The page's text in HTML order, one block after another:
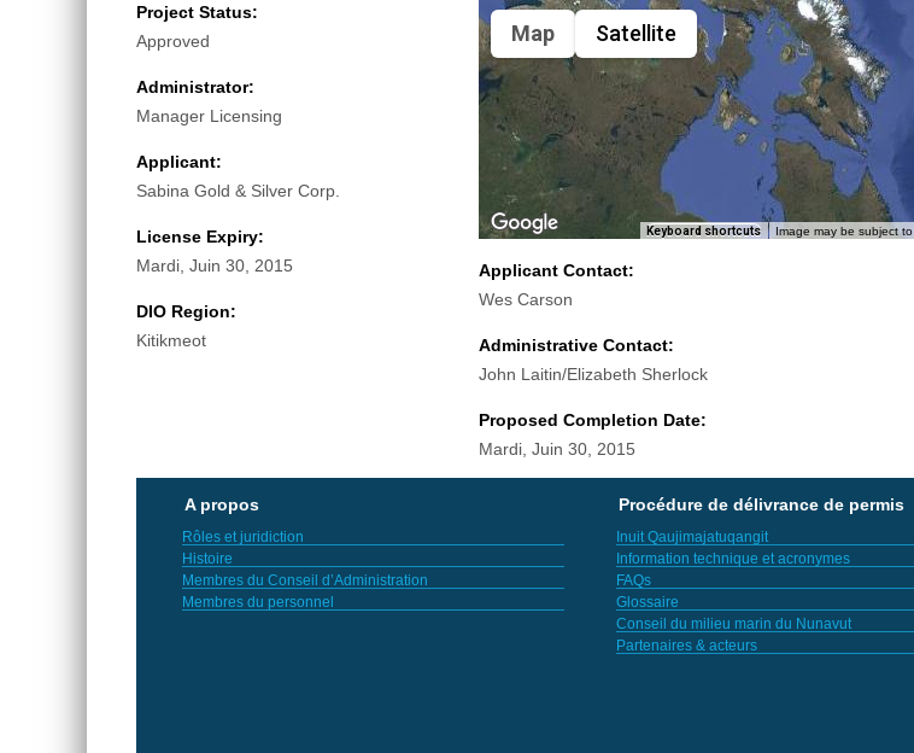
Project Status:
Approved
Administrator:
Manager Licensing
Applicant:
Sabina Gold & Silver Corp.
License Expiry:
Mardi, Juin 30, 2015
DIO Region:
Kitikmeot
Map Satellite
Keyboard shortcuts Image may be subject
Applicant Contact:
Wes Carson
Administrative Contact:
John Laitin/Elizabeth Sherlock
Proposed Completion Date:
Mardi, Juin 30, 2015
A propos
Rôles et juridiction
Histoire
Membres du Conseil d’Administration
Membres du personnel
Procédure de délivrance de permis
Inuit Qaujimajatuqangit
Information technique et acronymes
FAQs
Glossaire
Conseil du milieu marin du Nunavut
Partenaires & acteurs